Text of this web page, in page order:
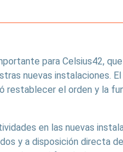
para Celsius42,
nuevas instalaciones.
restablecer el orden y la
en las nuevas
y a disposición directa